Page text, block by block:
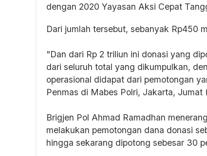
dengan 2020 Yayasan Aksi Cepat
Dari jumlah tersebut, sebanyak Rp450
"Dan dari Rp 2 triliun ini donasi yang
dari seluruh total yang dikumpulkan,
operasional didapat dari pemotongan
Penmas di Mabes Polri, Jakarta, Jumat
Brigjen Pol Ahmad Ramadhan
melakukan pemotongan dana donasi
hingga sekarang dipotong sebesar 30